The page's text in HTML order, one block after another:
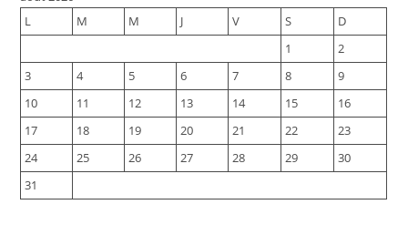
L
M M J V S
D
1
2
3
4 5 6 7 8
9
10
11 12 13 14 15
16
17
18 19 20 21 22
23
24
25 26 27 28 29
30
31